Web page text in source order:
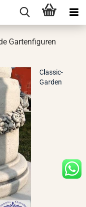
Gar­ten­fi­gu­ren
Classic-
Garden